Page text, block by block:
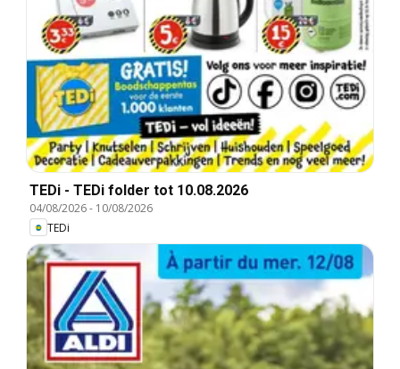
TEDi - TEDi folder tot 10.08.2026
04/08/2026- 10/08/2026
TEDi